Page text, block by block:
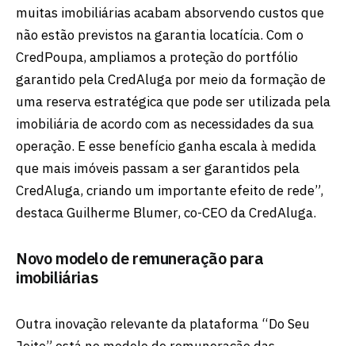
muitas imobiliárias acabam absorvendo custos que
não estão previstos na garantia locatícia. Com o
CredPoupa, ampliamos a proteção do portfólio
garantido pela CredAluga por meio da formação de
uma reserva estratégica que pode ser utilizada pela
imobiliária de acordo com as necessidades da sua
operação. E esse benefício ganha escala à medida
que mais imóveis passam a ser garantidos pela
CredAluga, criando um importante efeito de rede”,
destaca Guilherme Blumer, co-CEO da CredAluga.
Novo modelo de remuneração para
imobiliárias
Outra inovação relevante da plataforma “Do Seu